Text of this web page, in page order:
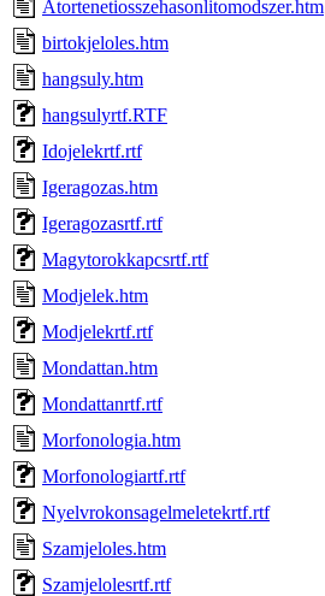
Atortenetiosszehasonlitomodszer.htm
birtokjeloles.htm
hangsuly.htm
hangsulyrtf.RTF
Idojelekrtf.rtf
Igeragozas.htm
Igeragozasrtf.rtf
Magytorokkapcsrtf.rtf
Modjelek.htm
Modjelekrtf.rtf
Mondattan.htm
Mondattanrtf.rtf
Morfonologia.htm
Morfonologiartf.rtf
Nyelvrokonsagelmeletekrtf.rtf
Szamjeloles.htm
Szamjelolesrtf.rtf